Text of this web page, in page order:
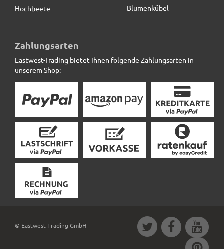
29,50 € *
Hochbeete
Blumenkübel
Zahlungsarten
Eastwest-Trading bietet Ihnen folgende Zahlungsarten in
unserem Shop:
© Eastwest-Trading GmbH